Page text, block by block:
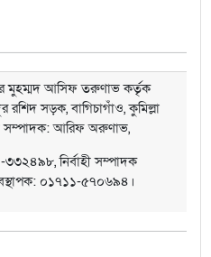
মুহম্মদ আসিফ তরুণাভ কর্তৃক
সড়ক, বাগিচাগাঁও, কুমিল্লা
সম্পাদক: আরিফ অরুণাভ,
নির্বাহী সম্পাদক
০১৭১১-৫৭০৬৯৪।